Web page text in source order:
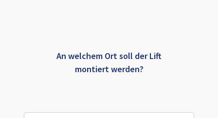
An welchem Ort soll der Lift
montiert werden?